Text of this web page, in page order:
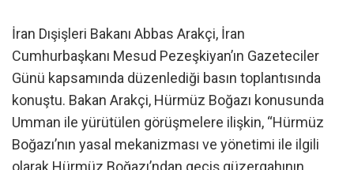
İran Dışişleri Bakanı Abbas Arakçi, İran
Cumhurbaşkanı Mesud Pezeşkiyan’ın Gazeteciler
Günü kapsamında düzenlediği basın toplantısında
konuştu. Bakan Arakçi, Hürmüz Boğazı konusunda
Umman ile yürütülen görüşmelere ilişkin, “Hürmüz
Boğazı’nın yasal mekanizması ve yönetimi ile ilgili